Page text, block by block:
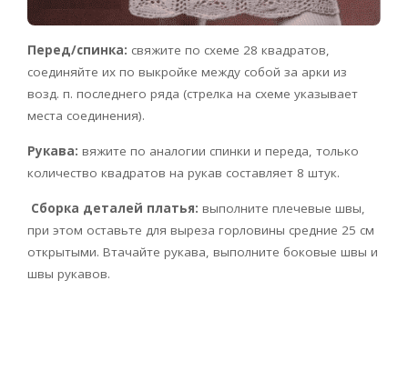
Перед/спинка: свяжите по схеме 28 квадратов,
соединяйте их по выкройке между собой за арки из
возд. п. последнего ряда (стрелка на схеме указывает
места соединения).
Рукава: вяжите по аналогии спинки и переда, только
количество квадратов на рукав составляет 8 штук.
Сборка деталей платья: выполните плечевые швы,
при этом оставьте для выреза горловины средние 25 см
открытыми. Втачайте рукава, выполните боковые швы и
швы рукавов.